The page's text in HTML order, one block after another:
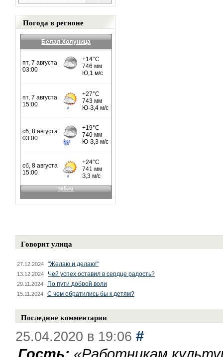
Погода в регионе
Белая Холуница
Говорит улица
27.12.2024 "Желаю и делаю!"
13.12.2024 Чей успех оставил в сердце радость?
29.11.2024 По пути доброй воли
15.11.2024 С чем обратились бы к детям?
Последние комментарии
25.04.2020 в 19:06 #